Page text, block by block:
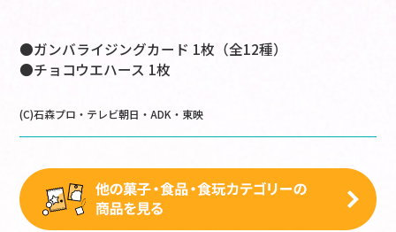
●ガンバライジングカード 1枚（全12種）
●チョコウエハース 1枚
(C)石森プロ・テレビ朝日・ADK・東映